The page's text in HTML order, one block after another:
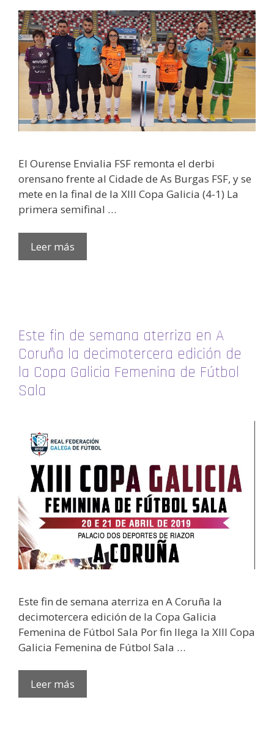
El Ourense Envialia FSF remonta el derbi
orensano frente al Cidade de As Burgas FSF, y se
mete en la final de la XIII Copa Galicia (4-1) La
primera semifinal …
Leer más
Este fin de semana aterriza en A
Coruña la decimotercera edición de
la Copa Galicia Femenina de Fútbol
Sala
Este fin de semana aterriza en A Coruña la
decimotercera edición de la Copa Galicia
Femenina de Fútbol Sala Por fin llega la XIII Copa
Galicia Femenina de Fútbol Sala …
Leer más